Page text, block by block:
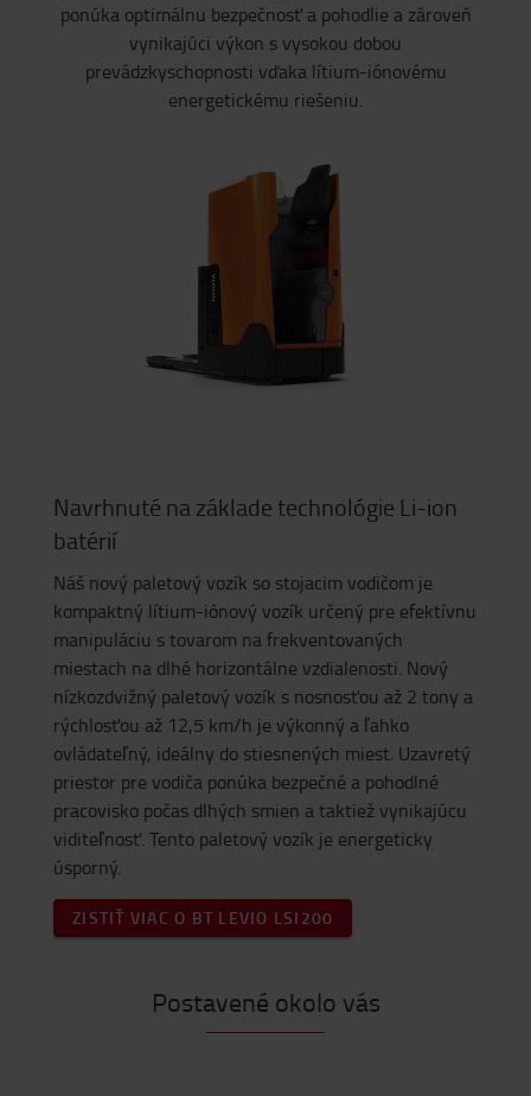
ponúka optimálnu bezpečnosť a pohodlie a zároveň
vynikajúci výkon s vysokou dobou
prevádzkyschopnosti vďaka lítium-iónovému
energetickému riešeniu.
Navrhnuté na základe technológie Li-ion
batérií
Náš nový paletový vozík so stojacim vodičom je
kompaktný lítium-iónový vozík určený pre efektívnu
manipuláciu s tovarom na frekventovaných
miestach na dlhé horizontálne vzdialenosti. Nový
nízkozdvižný paletový vozík s nosnosťou až 2 tony a
rýchlosťou až 12,5 km/h je výkonný a ľahko
ovládateľný, ideálny do stiesnených miest. Uzavretý
priestor pre vodiča ponúka bezpečné a pohodlné
pracovisko počas dlhých smien a taktiež vynikajúcu
viditeľnosť. Tento paletový vozík je energeticky
úsporný.
ZISTIŤ VIAC O BT LEVIO LSI200
Postavené okolo vás